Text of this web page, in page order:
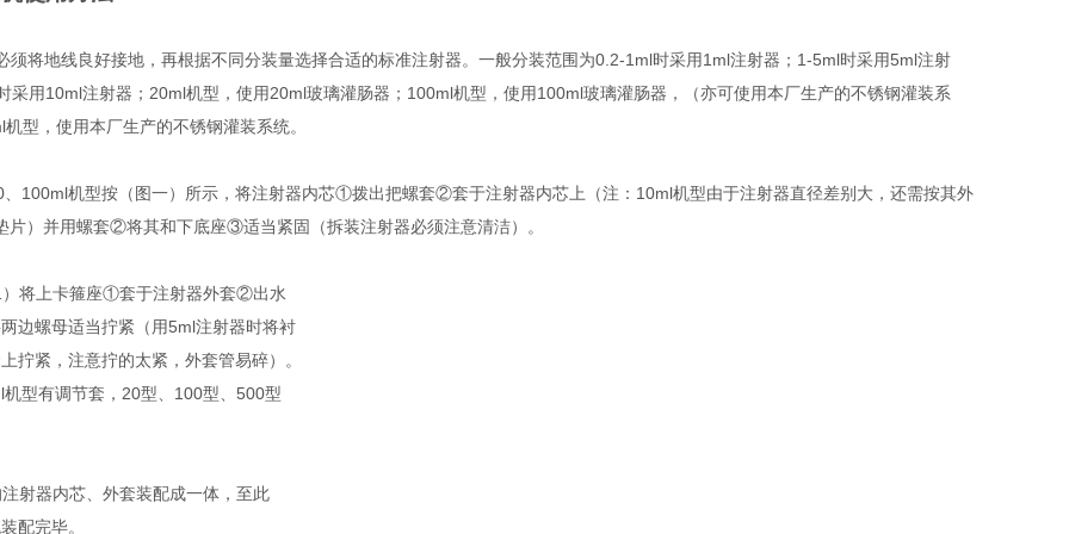
须将地线良好接地，再根据不同分装量选择合适的标准注射器。一般分装范围为0.2-1ml时采用1ml注射器；1-5ml时采用5ml注射
采用10ml注射器；20ml机型，使用20ml玻璃灌肠器；100ml机型，使用100ml玻璃灌肠器，（亦可使用本厂生产的不锈钢灌装系
型，使用本厂生产的不锈钢灌装系统。
100ml机型按（图一）所示，将注射器内芯①拨出把螺套②套于注射器内芯上（注：10ml机型由于注射器直径差别大，还需按其外
片）并用螺套②将其和下底座③适当紧固（拆装注射器必须注意清洁）。
）将上卡箍座①套于注射器外套②出水
边螺母适当拧紧（用5ml注射器时将衬
拧紧，注意拧的太紧，外套管易碎）。
型有调节套，20型、100型、500型
射器内芯、外套装配成一体，至此
配完毕。